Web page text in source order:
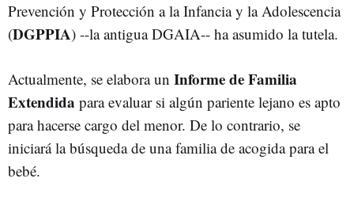
Prevención y Protección a la Infancia y la Adolescencia
(DGPPIA) --la antigua DGAIA-- ha asumido la tutela.
Actualmente, se elabora un Informe de Familia
Extendida para evaluar si algún pariente lejano es apto
para hacerse cargo del menor. De lo contrario, se
iniciará la búsqueda de una familia de acogida para el
bebé.